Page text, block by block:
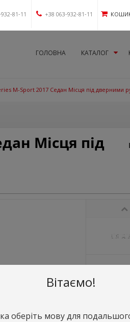
81-11 +38 063-932-81-11
ГОЛОВНА КАТАЛОГ
M-Sport 2017 Седан Місця під дверними
Місця під
Вітаємо!
оберіть мову для